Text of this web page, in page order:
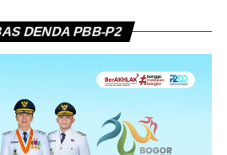
DENDA PBB-P2